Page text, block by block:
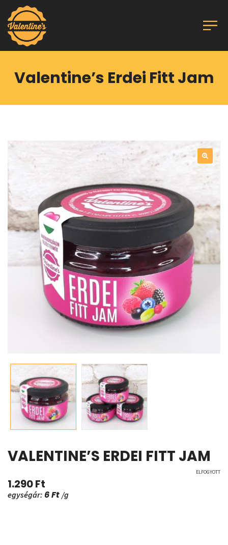
Valentine’s Erdei Fitt Jam
VALENTINE’S ERDEI FITT JAM
ELFOGYOTT
1.290Ft
egységár: 6Ft /g